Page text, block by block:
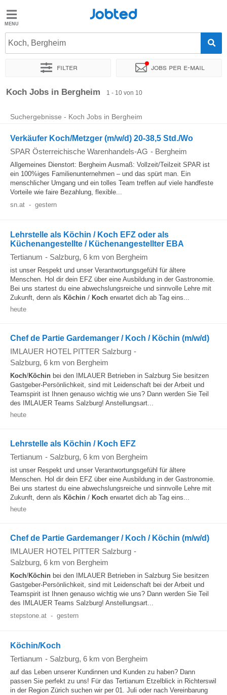
Jobted
Jobs
Jobted
Koch, Bergheim
Filter Jobs per e-mail
Sortieren nach Genauer Standort Unternehmen
Koch Jobs in Bergheim 1 - 10 von 10
Suchergebnisse - Koch Jobs in Bergheim
Verkäufer Koch/Metzger (m/w/d) 20-38,5 Std./Wo
SPAR Österreichische Warenhandels-AG - Bergheim
Allgemeines Dienstort: Bergheim Ausmaß: Vollzeit/Teilzeit SPAR ist
ein 100%iges Familienunternehmen – und das spürt man. Ein
menschlicher Umgang und ein tolles Team treffen auf viele handfeste
Vorteile wie faire Bezahlung, flexible...
sn.at - gestern
Lehrstelle als Köchin / Koch EFZ oder als
Küchenangestellte / Küchenangestellter EBA
Tertianum - Salzburg, 6 km von Bergheim
ist unser Respekt und unser Verantwortungsgefühl für ältere
Menschen. Hol dir dein EFZ über eine Ausbildung in der Gastronomie.
Bei uns startest du eine abwechslungsreiche und sinnvolle Lehre mit
Zukunft, denn als Köchin / Koch erwartet dich ab Tag eins...
heute
Chef de Partie Gardemanger / Koch / Köchin (m/w/d)
IMLAUER HOTEL PITTER Salzburg -
Salzburg, 6 km von Bergheim
Koch/Köchin bei den IMLAUER Betrieben in Salzburg Sie besitzen
Gastgeber-Persönlichkeit, sind mit Leidenschaft bei der Arbeit und
Teamspirit ist Ihnen genauso wichtig wie uns? Dann werden Sie Teil
des IMLAUER Teams Salzburg! Anstellungsart...
heute
Lehrstelle als Köchin / Koch EFZ
Tertianum - Salzburg, 6 km von Bergheim
ist unser Respekt und unser Verantwortungsgefühl für ältere
Menschen. Hol dir dein EFZ über eine Ausbildung in der Gastronomie.
Bei uns startest du eine abwechslungsreiche und sinnvolle Lehre mit
Zukunft, denn als Köchin / Koch erwartet dich ab Tag eins...
heute
Chef de Partie Gardemanger / Koch / Köchin (m/w/d)
IMLAUER HOTEL PITTER Salzburg -
Salzburg, 6 km von Bergheim
Koch/Köchin bei den IMLAUER Betrieben in Salzburg Sie besitzen
Gastgeber-Persönlichkeit, sind mit Leidenschaft bei der Arbeit und
Teamspirit ist Ihnen genauso wichtig wie uns? Dann werden Sie Teil
des IMLAUER Teams Salzburg! Anstellungsart...
stepstone.at - gestern
Köchin/Koch
Tertianum - Salzburg, 6 km von Bergheim
auf das Leben unserer Kundinnen und Kunden zu haben? Dann
passen Sie perfekt zu uns! Für das Tertianum Etzelblick in Richterswil
in der Region Zürich suchen wir per 01. Juli oder nach Vereinbarung